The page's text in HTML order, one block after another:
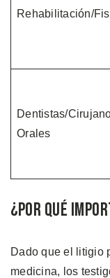
Rehabilitación/
Dentistas/
Orales
¿Por Qué
Dado que el litigio
medicina, los